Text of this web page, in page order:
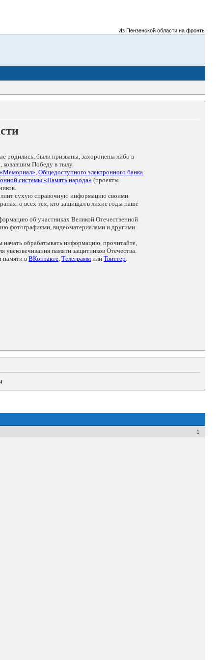
Из Пензенской области на фронты
родились, были призваны, захоронены либо в
ковавшим Победу в тылу.
, Общедоступного электронного банка
системы «Память народа» (проекты
сухую справочную информацию своими
о всех тех, кто защищал в лихие годы наше
об участниках Великой Отечественной
фотографиями, видеоматериалами и другими
начать обрабатывать информацию, прочитайте,
памяти защитников Отечества.
памяти в ВКонтакте, Телеграмм или Твиттер.
1